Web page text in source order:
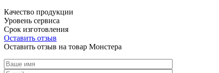
Качество продукции
Уровень сервиса
Срок изготовления
Оставить отзыв
Оставить отзыв на товар Монстера